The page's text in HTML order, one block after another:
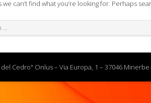
we can’t find what you’re looking for. Perhaps
Cedro" Onlus – Via Europa, 1 – 37046 Minerbe